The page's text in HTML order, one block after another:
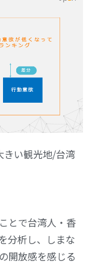
きい観光地/台湾
とで台湾人・香
分析し、しまな
開放感を感じる